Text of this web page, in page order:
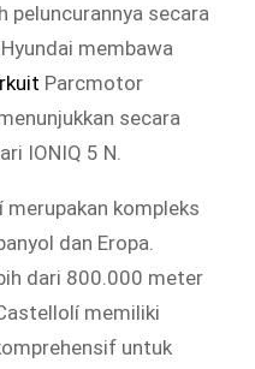
peluncurannya secara
membawa
Parcmotor
secara
IONIQ 5 N.
kompleks
dan Eropa.
dari 800.000 meter
memiliki
untuk